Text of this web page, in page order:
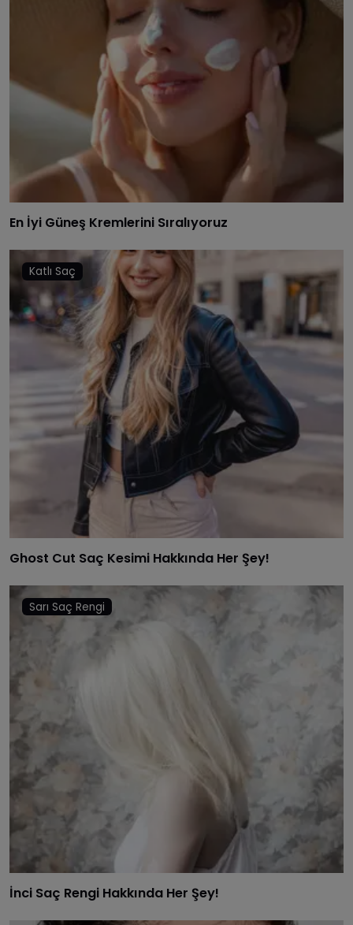
En İyi Güneş Kremlerini Sıralıyoruz
Katlı Saç
Ghost Cut Saç Kesimi Hakkında Her Şey!
Sarı Saç Rengi
İnci Saç Rengi Hakkında Her Şey!